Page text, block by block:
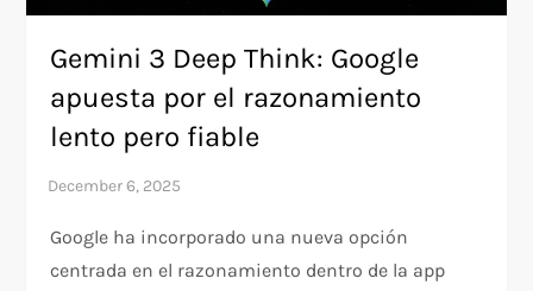
Gemini 3 Deep Think: Google
apuesta por el razonamiento
lento pero fiable
Google ha incorporado una nueva opción
centrada en el razonamiento dentro de la app